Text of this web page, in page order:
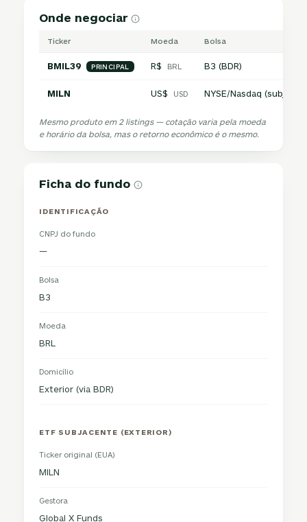
Onde negociar
Ticker Moeda Bolsa
BMIL39 PRINCIPAL R$ BRL B3 (BDR)
MILN US$ USD NYSE/Nasdaq
Mesmo produto em 2 listings — cotação varia pela moeda
e horário da bolsa, mas o retorno econômico é o mesmo.
Ficha do fundo
IDENTIFICAÇÃO
CNPJ do fundo
—
Bolsa
B3
Moeda
BRL
Domicílio
Exterior (via BDR)
ETF SUBJACENTE (EXTERIOR)
Ticker original (EUA)
MILN
Gestora
Global X Funds